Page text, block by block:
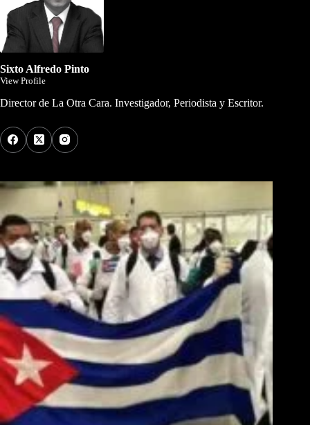
Sixto Alfredo Pinto
View Profile
Director de La Otra Cara. Investigador, Periodista y Escritor.